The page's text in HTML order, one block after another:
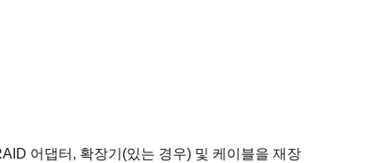
어댑터, 확장기(있는 경우) 및 케이블을 재장